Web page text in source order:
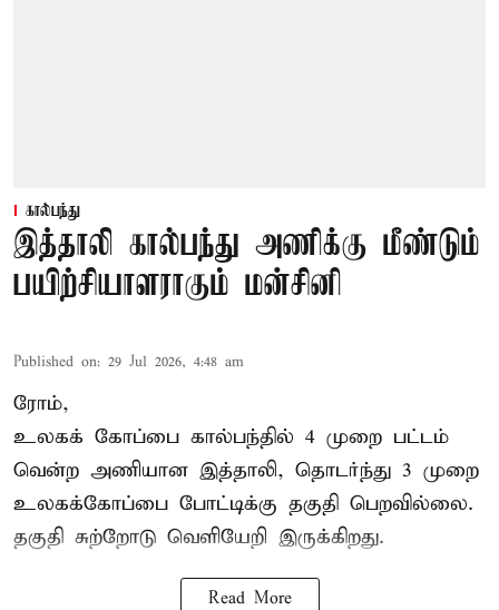
கால்பந்து
இத்தாலி கால்பந்து அணிக்கு மீண்டும்
பயிற்சியாளராகும் மன்சினி
Published on: 29 Jul 2026, 4:48 am
ரோம்,
உலகக் கோப்பை கால்பந்தில் 4 முறை பட்டம்
வென்ற அணியான இத்தாலி, தொடர்ந்து 3 முறை
உலகக்கோப்பை போட்டிக்கு தகுதி பெறவில்லை.
தகுதி சுற்றோடு வெளியேறி இருக்கிறது.
Read More